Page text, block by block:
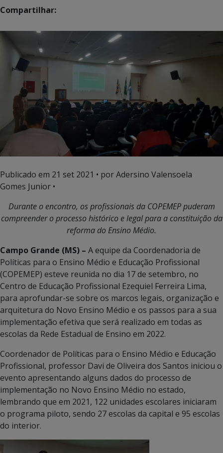
Compartilhar:
Publicado em 21 set 2021 • por Adersino Valensoela
Gomes Junior •
Durante o encontro, os profissionais da COPEMEP puderam
compreender o processo histórico e legal para a constituição da
reforma do Ensino Médio.
Campo Grande (MS) – A equipe da Coordenadoria de
Políticas para o Ensino Médio e Educação Profissional
(COPEMEP) esteve reunida no dia 17 de setembro, no
Centro de Educação Profissional Ezequiel Ferreira Lima,
para aprofundar-se sobre os marcos legais, organização e
arquitetura do Novo Ensino Médio e os passos para a sua
implementação efetiva que será realizado em todas as
escolas da Rede Estadual de Ensino em 2022.
Coordenador de Políticas para o Ensino Médio e Educação
Profissional, professor Davi de Oliveira dos Santos iniciou o
evento apresentando alguns dados do processo de
implementação no Novo Ensino Médio no estado,
lembrando que em 2021, 122 unidades escolares iniciaram
o programa piloto, sendo 27 escolas da capital e 95 escolas
do interior.